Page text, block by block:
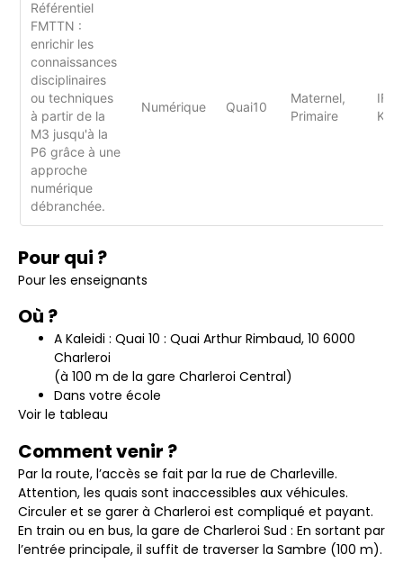
Référentiel
FMTTN :
enrichir les
connaissances
disciplinaires
ou techniques
à partir de la
M3 jusqu'à la
P6 grâce à une
approche
numérique
débranchée.
Numérique Quai10
Maternel,
Primaire
Pour qui ?
Pour les enseignants
Où ?
A Kaleidi : Quai 10 : Quai Arthur Rimbaud, 10 6000
Charleroi
(à 100 m de la gare Charleroi Central)
Dans votre école
Voir le tableau
Comment venir ?
Par la route, l’accès se fait par la rue de Charleville.
Attention, les quais sont inaccessibles aux véhicules.
Circuler et se garer à Charleroi est compliqué et payant.
En train ou en bus, la gare de Charleroi Sud : En sortant par
l’entrée principale, il suffit de traverser la Sambre (100 m).